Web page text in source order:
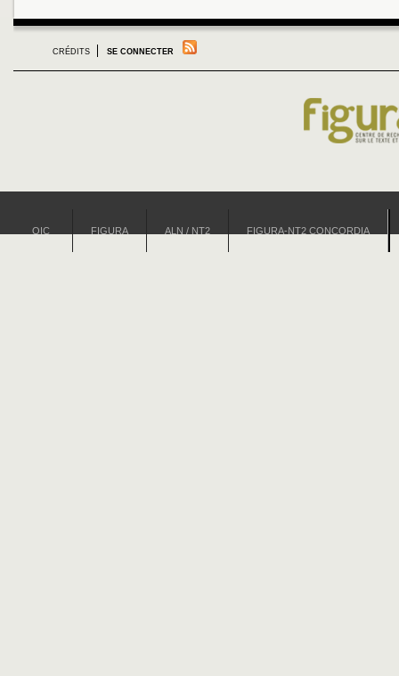
CRÉDITS SE CONNECTER
OIC FIGURA ALN / NT2 FIGURA-NT2 CONCORDIA